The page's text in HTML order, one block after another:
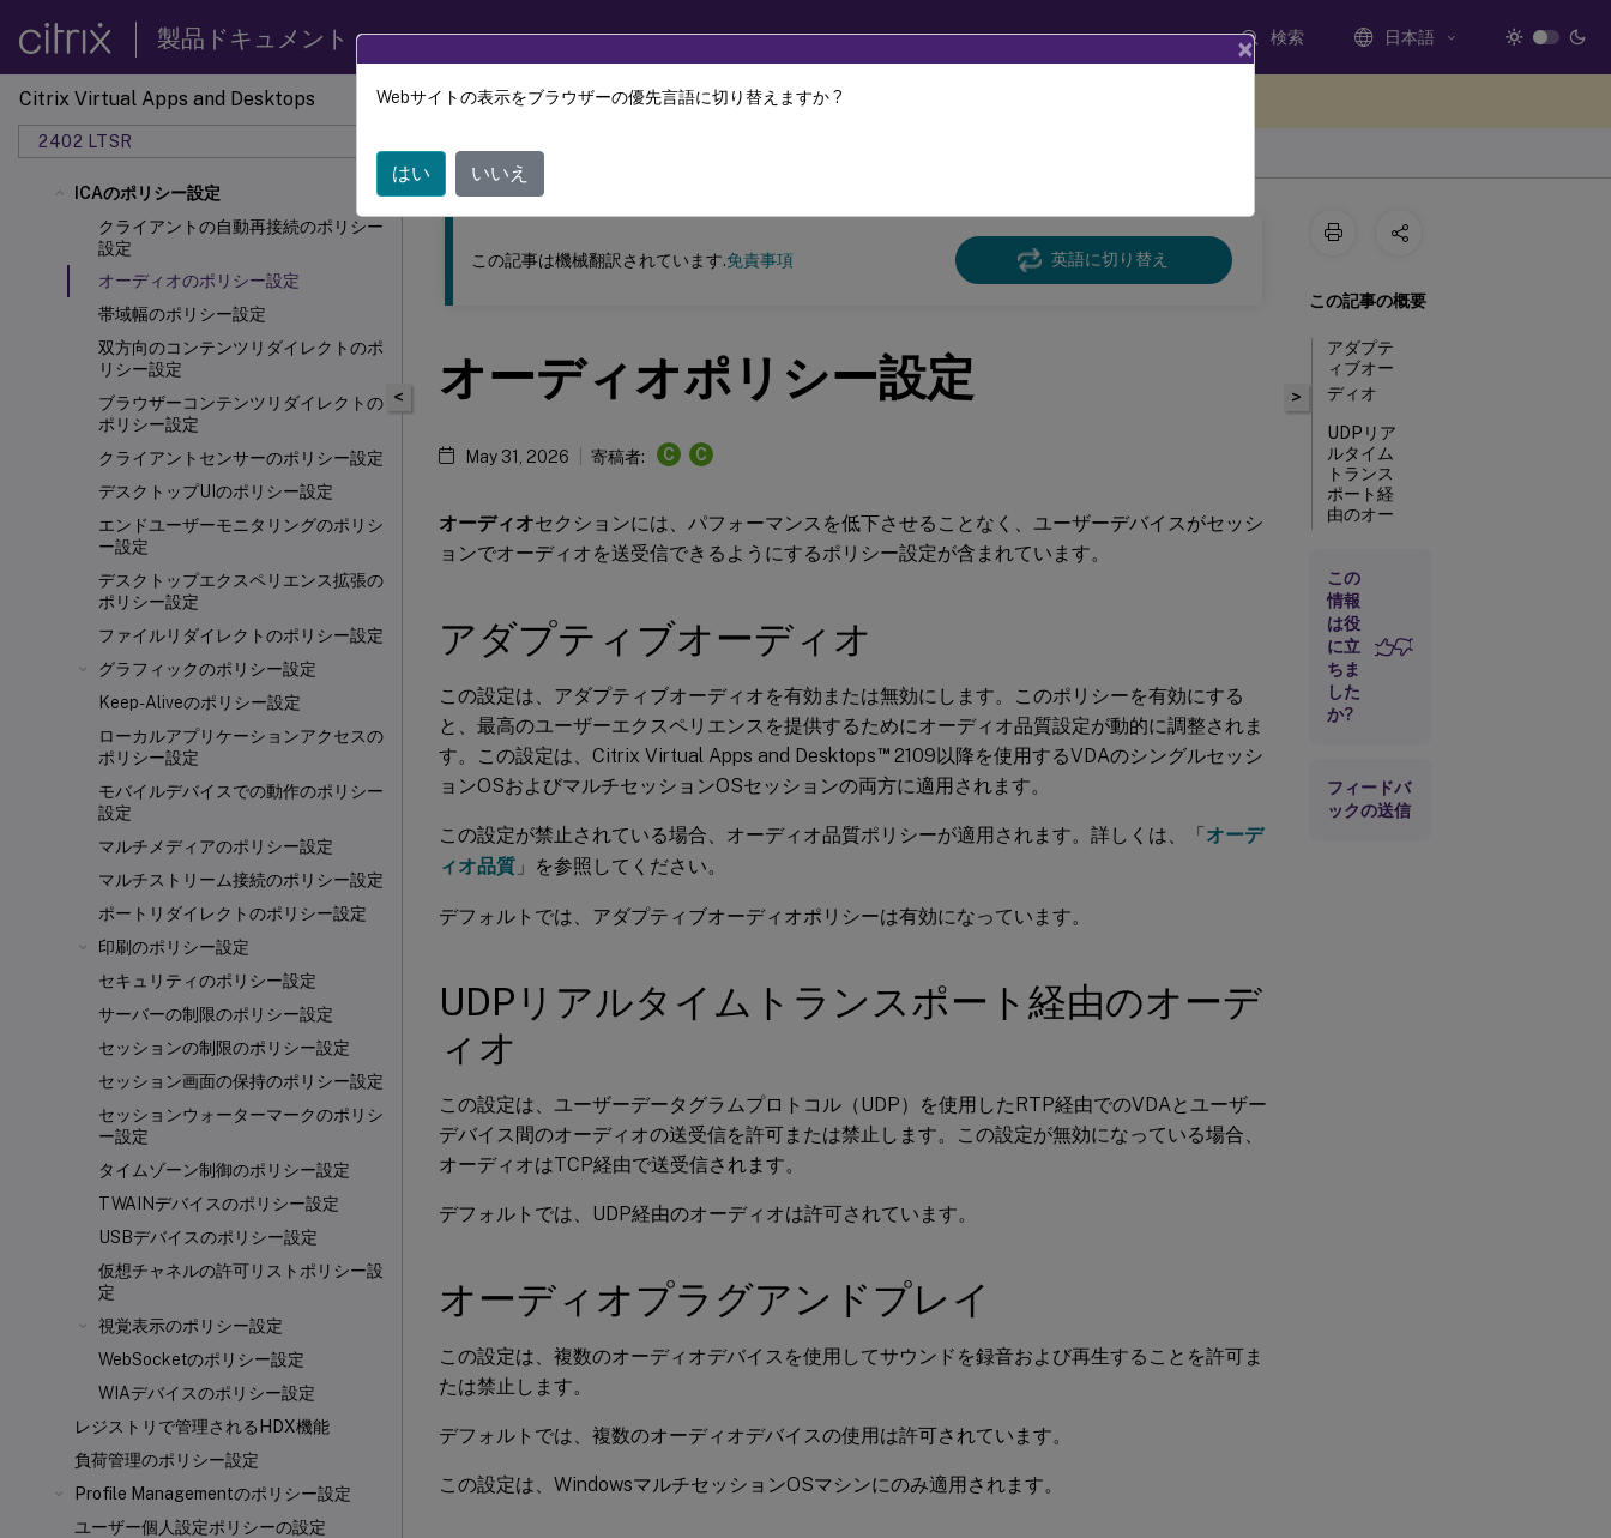
製品ドキュメント 検索 日本語
Citrix Virtual Apps and Desktops
2402 LTSR
ICAのポリシー設定
クライアントの自動再接続のポリシー
設定
オーディオのポリシー設定
帯域幅のポリシー設定
双方向のコンテンツリダイレクトのポ
リシー設定
ブラウザーコンテンツリダイレクトの
ポリシー設定
クライアントセンサーのポリシー設定
デスクトップUIのポリシー設定
エンドユーザーモニタリングのポリシ
ー設定
デスクトップエクスペリエンス拡張の
ポリシー設定
ファイルリダイレクトのポリシー設定
グラフィックのポリシー設定
Keep-Aliveのポリシー設定
ローカルアプリケーションアクセスの
ポリシー設定
モバイルデバイスでの動作のポリシー
設定
マルチメディアのポリシー設定
マルチストリーム接続のポリシー設定
ポートリダイレクトのポリシー設定
印刷のポリシー設定
セキュリティのポリシー設定
サーバーの制限のポリシー設定
セッションの制限のポリシー設定
セッション画面の保持のポリシー設定
セッションウォーターマークのポリシ
ー設定
タイムゾーン制御のポリシー設定
TWAINデバイスのポリシー設定
USBデバイスのポリシー設定
仮想チャネルの許可リストポリシー設
定
視覚表示のポリシー設定
WebSocketのポリシー設定
WIAデバイスのポリシー設定
レジストリで管理されるHDX機能
負荷管理のポリシー設定
Profile Managementのポリシー設定
ユーザー個人設定ポリシーの設定
このコンテンツは動的に機械翻訳されています。
Citrix Virtual Apps and Desktops 7 2402 LTSR
<
この記事は機械翻訳されています.免責事項 英語に切り替え
オーディオポリシー設定
May 31, 2026 寄稿者: C C
オーディオセクションには、パフォーマンスを低下させることなく、ユーザーデバイスがセッシ
ョンでオーディオを送受信できるようにするポリシー設定が含まれています。
アダプティブオーディオ
この設定は、アダプティブオーディオを有効または無効にします。このポリシーを有効にする
と、最高のユーザーエクスペリエンスを提供するためにオーディオ品質設定が動的に調整されま
す。この設定は、Citrix Virtual Apps and Desktops™2109以降を使用するVDAのシングルセッシ
ョンOSおよびマルチセッションOSセッションの両方に適用されます。
この設定が禁止されている場合、オーディオ品質ポリシーが適用されます。詳しくは、「オーデ
ィオ品質 」を参照してください。
デフォルトでは、アダプティブオーディオポリシーは有効になっています。
UDPリアルタイムトランスポート経由のオーデ
ィオ
この設定は、ユーザーデータグラムプロトコル（UDP）を使用したRTP経由でのVDAとユーザー
デバイス間のオーディオの送受信を許可または禁止します。この設定が無効になっている場合、
オーディオはTCP経由で送受信されます。
デフォルトでは、UDP経由のオーディオは許可されています。
オーディオプラグアンドプレイ
この設定は、複数のオーディオデバイスを使用してサウンドを録音および再生することを許可ま
たは禁止します。
デフォルトでは、複数のオーディオデバイスの使用は許可されています。
この設定は、WindowsマルチセッションOSマシンにのみ適用されます。
>
この記事の概要
アダプテ
ィブオー
ディオ
UDPリア
ルタイム
トランス
ポート経
由のオー
オーディ
オプラグ
アンドプ
レイ
オーディ
オ品質
ディオリ
ダイレク
この
情報
は役
に立
ちま
した
か?
フィードバ
ックの送信
×
Webサイトの表示をブラウザーの優先言語に切り替えますか ?
はい いいえ